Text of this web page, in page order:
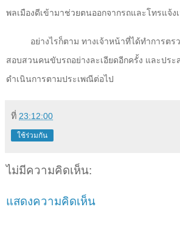
พลเมืองดีเข้ามาช่วยตนออกจากรถและโทรแจ้ง
อย่างไรก็ตาม ทางเจ้าหน้าที่ได้ทำการตร
สอบสวนคนขับรถอย่างละเอียดอีกครั้ง และปร
ดำเนินการตามประเพณีต่อไป
ที่ 23:12:00
ใช้ร่วมกัน
ไม่มีความคิดเห็น:
แสดงความคิดเห็น